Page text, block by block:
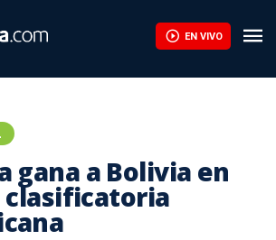
EN VIVO
gana a Bolivia en
clasificatoria